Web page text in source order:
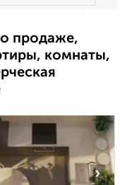
продаже,
комнаты,
›